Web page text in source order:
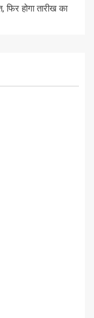
फिर होगा तारीख का